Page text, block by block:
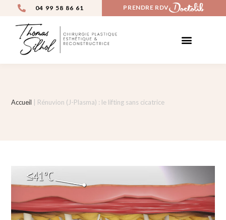
04 99 58 86 61 PRENDRE RDV
Accueil Rénuvion (J-Plasma) : le lifting sans cicatrice